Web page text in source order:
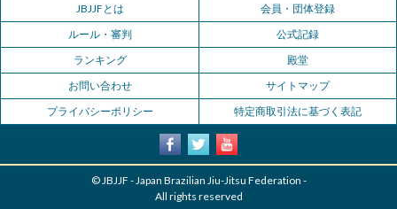
JBJJFとは
会員・団体登録
ルール・審判
公式記録
ランキング
殿堂
お問い合わせ
サイトマップ
プライバシーポリシー
特定商取引法に基づく表記
© JBJJF - Japan Brazilian Jiu-Jitsu Federation -
All rights reserved